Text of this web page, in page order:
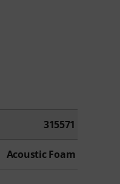
315571
Acoustic Foam